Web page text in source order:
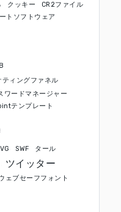
クッキー
CR2ファイル
トソフトウェア
ティングファネル
ワードマネージャー
テンプレート
SWF
タール
ツイッター
ェブセーフフォント